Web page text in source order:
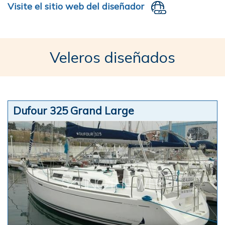
Visite el sitio web del diseñador
Veleros diseñados
Dufour 325 Grand Large